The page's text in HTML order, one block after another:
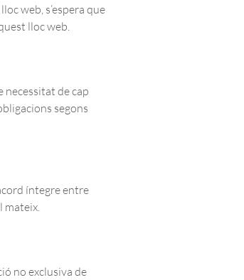
web, s’espera que
lloc web.
necessitat de cap
segons
íntegre entre
mateix.
no exclusiva de